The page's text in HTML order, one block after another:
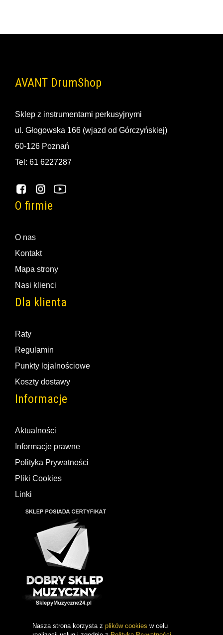
Nasza strona korzysta z plików cookies w celu
AVANT DrumShop
Sklep z instrumentami perkusyjnymi
ul. Głogowska 166 (wjazd od Górczyńskiej)
60-126 Poznań
Tel: 61 6227287
O firmie
O nas
Kontakt
Mapa strony
Nasi klienci
Dla klienta
Raty
Regulamin
Punkty lojalnościowe
Koszty dostawy
Informacje
Aktualności
Informacje prawne
Polityka Prywatności
Pliki Cookies
Linki